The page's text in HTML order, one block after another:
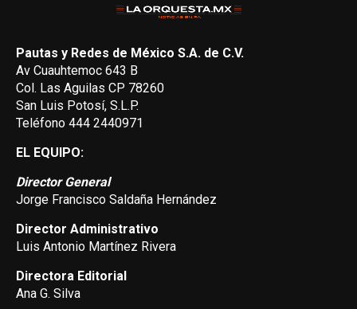
Pautas y Redes de México S.A. de C.V.
Av Cuauhtemoc 643 B
Col. Las Aguilas CP 78260
San Luis Potosí, S.L.P.
Teléfono 444 2440971
EL EQUIPO:
Director General
Jorge Francisco Saldaña Hernández
Director Administrativo
Luis Antonio Martínez Rivera
Directora Editorial
Ana G. Silva